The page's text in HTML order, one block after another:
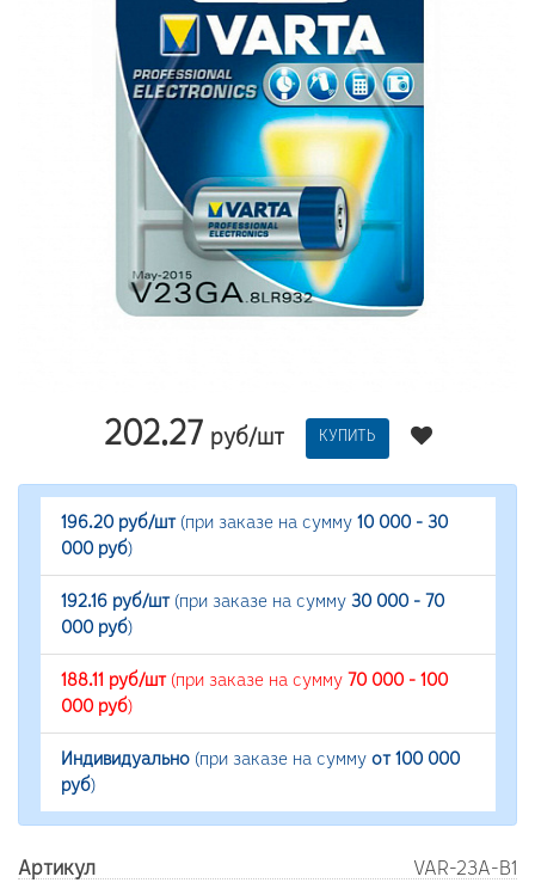
202.27 руб/шт КУПИТЬ
196.20 руб/шт(при заказе на сумму 10 000 - 30
000 руб)
192.16 руб/шт(при заказе на сумму 30 000 - 70
000 руб)
188.11 руб/шт(при заказе на сумму 70 000 - 100
000 руб)
Индивидуально (при заказе на сумму от 100 000
руб)
Артикул
VAR-23A-B1